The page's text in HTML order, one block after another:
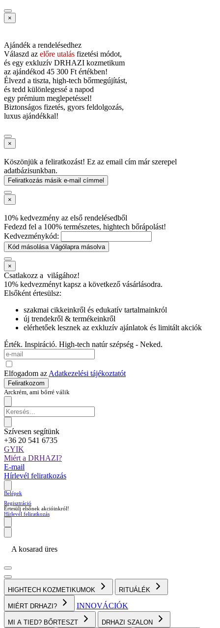
×
Ajándék a rendelésedhez
Válaszd az előre utalás fizetési módot,
és egy exkluzív DRHAZI kozmetikum
az ajándékod 45 300 Ft értékben!
Élvezd a tiszta, high-tech bőrmegújítást,
és tedd különlegessé a napod
egy prémium meglepetéssel!
Biztonságos fizetés, gyors feldolgozás,
luxus ajándékkal!
×
Köszönjük a feliratkozást! Ez az email cím már szerepel
adatbázisunkban.
Feliratkozás másik e-mail címmel
×
10% kedvezmény az első rendelésedből
Fedezd fel a 100% természetes, hightech bőrápolást!
Kedvezménykód:
Kód másolása Vágólapra másolva
×
Csatlakozz a világához!
10% kedvezményt kapsz a következő vásárlásodra.
Elsőként értesülsz:
szakmai cikkeinkről és edukatív tartalmainkról
új trendekről & termékeinkről
elérhetőek lesznek az exkluzív ajánlatok és limitált akciók
Érték. Inspiráció. High-tech natúr szépség - Neked.
Elfogadom az Adatkezelési tájékoztatót
Feliratkozom
Arckrém, ami bőrré válik
Szívesen segítünk
+36 20 541 6735
GYIK
Miért a DRHAZI?
E-mail
Hírlevél feliratkozás
Belépek
Regisztráció
Értesülj elsőnek akcióinkról!
Hírlevél feliratkozás
A kosarad üres
HIGHTECH KOZMETIKUMOK RITUÁLÉK
MIÉRT DRHAZI? INNOVÁCIÓK
MI A TIED? BŐRTESZT DRHAZI SZALON